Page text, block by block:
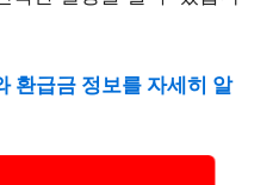
환급금 정보를 자세히 알